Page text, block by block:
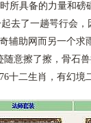
所具备的力量和磅
去了一趟咢行会
辅助网而另一个
意擦了擦，骨石
十二生肖，有幻境